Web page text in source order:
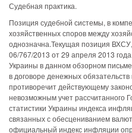
Судебная практика.
Позиция судебной системы, в
хозяйственных споров между
однозначна.Текущая позиция
06/767/2013 от 29 апреля 2013
Украины в данном обзорном
в договоре денежных
противоречит действующему
невозможным учет рассчитанного
статистики Украины индекса
связанных с обесцениванием
официальный индекс инфляции